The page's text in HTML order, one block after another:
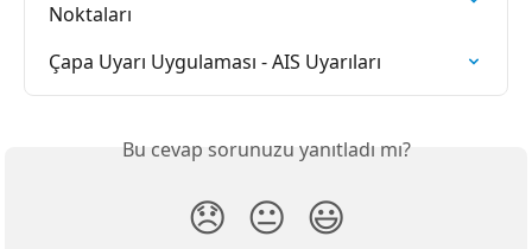
Noktaları
Çapa Uyarı Uygulaması - AIS Uyarıları
Bu cevap sorunuzu yanıtladı mı?
😞 😐 😃